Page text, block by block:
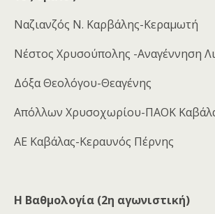
Ναζιανζός Ν. Καρβάλης-Κεραμωτή
Νέστος Χρυσούπολης -Αναγέννηση
Δόξα Θεολόγου-Θεαγένης
Απόλλων Χρυσοχωρίου-ΠΑΟΚ
ΑΕ Καβάλας-Κεραυνός Πέρνης
Η Βαθμολογία (2η αγωνιστική)